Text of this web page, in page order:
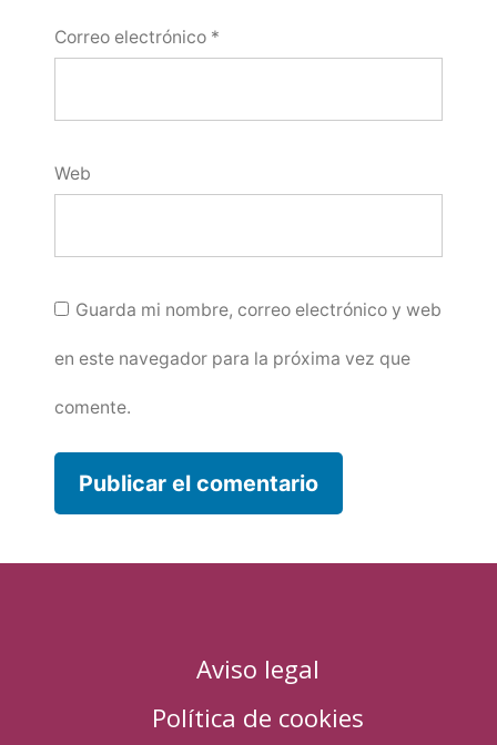
Correo electrónico *
Web
Guarda mi nombre, correo electrónico y web
en este navegador para la próxima vez que
comente.
Aviso legal
Política de cookies